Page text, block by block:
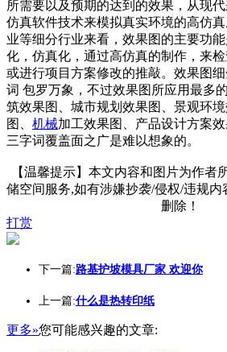
所需要以及预期的达到的效果，从现
仿真软件技术来模拟真实环境的高仿
业等细分行业来看，效果图的主要功
化，仿真化，通过高仿真的制作，来
或进行项目方案修改的推敲。效果图
词 包罗万象，不过效果图所应用最多
筑效果图、城市规划效果图、景观环
图、 机械加工效果图、产品设计方案
三字词覆盖面之广是难以想象的。
【温馨提示】本文内容和图片为作者
储空间服务,如有涉嫌抄袭/侵权/违规内
删除！
打赏
下一篇:路基护坡模具厂家 欢迎你
上一篇:什么是热转印纸
更多»您可能感兴趣的文章: